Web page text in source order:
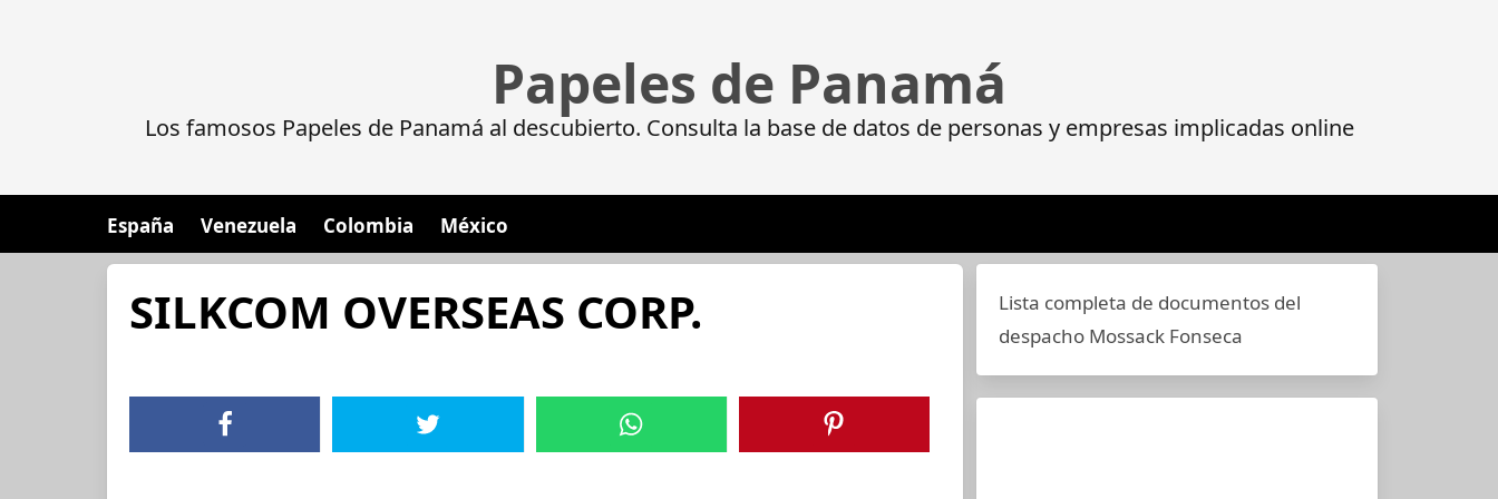
Papeles de Panamá
Los famosos Papeles de Panamá al descubierto. Consulta la base de datos de personas y empresas implicadas online
España Venezuela Colombia México
SILKCOM OVERSEAS CORP.
Lista completa de documentos del
despacho Mossack Fonseca